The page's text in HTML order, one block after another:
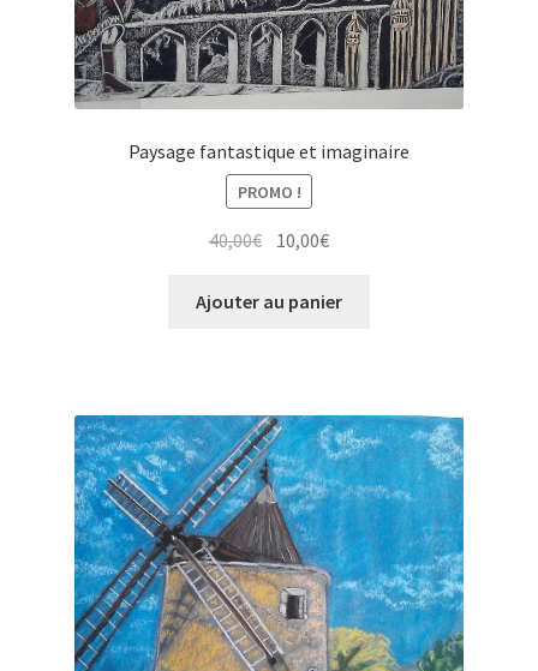
Paysage fantastique et imaginaire
PROMO !
40,00€ Le
initial
10,00€Le
actuel
Ajouter au panier